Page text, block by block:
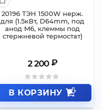
20196 ТЭН 1500W нерж.
для (1.5кВт, D64mm, под
анод M6, клеммы под
стержневой термостат)
2 200 ₽
В КОРЗИНУ